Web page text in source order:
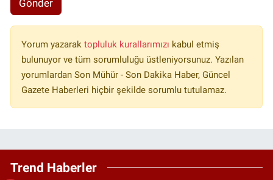
Gönder
Yorum yazarak topluluk kurallarımızı kabul etmiş
bulunuyor ve tüm sorumluluğu üstleniyorsunuz. Yazılan
yorumlardan Son Mühür - Son Dakika Haber, Güncel
Gazete Haberleri hiçbir şekilde sorumlu tutulamaz.
Trend Haberler